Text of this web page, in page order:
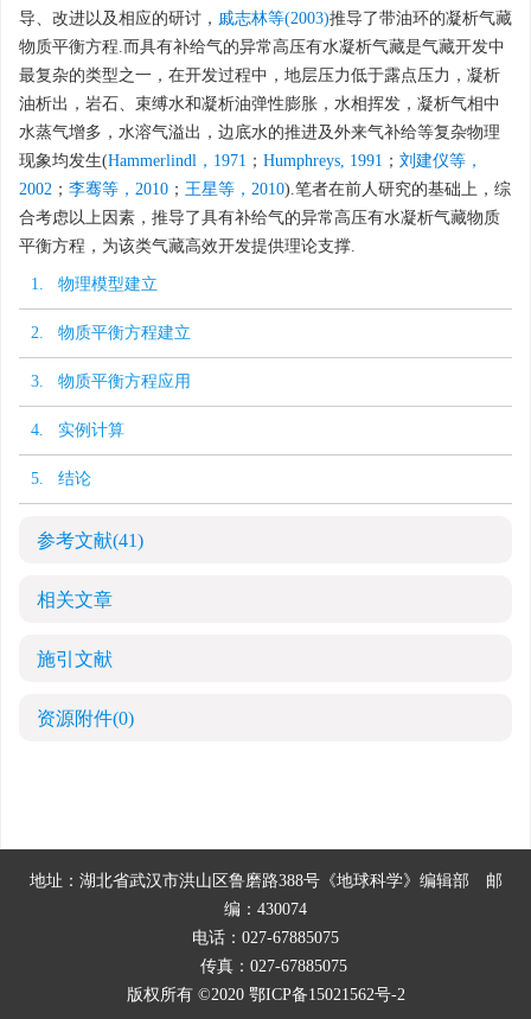
导、改进以及相应的研讨， 戚志林等(2003)推导了带油环的凝析气藏
物质平衡方程.而具有补给气的异常高压有水凝析气藏是气藏开发中
最复杂的类型之一，在开发过程中，地层压力低于露点压力，凝析
油析出，岩石、束缚水和凝析油弹性膨胀，水相挥发，凝析气相中
水蒸气增多，水溶气溢出，边底水的推进及外来气补给等复杂物理
现象均发生(Hammerlindl，1971 ； Humphreys, 1991 ； 刘建仪等，
2002 ； 李骞等，2010 ； 王星等，2010).笔者在前人研究的基础上，综
合考虑以上因素，推导了具有补给气的异常高压有水凝析气藏物质
平衡方程，为该类气藏高效开发提供理论支撑.
1. 物理模型建立
2. 物质平衡方程建立
3. 物质平衡方程应用
4. 实例计算
5. 结论
参考文献(41)
相关文章
施引文献
资源附件(0)
地址：湖北省武汉市洪山区鲁磨路388号《地球科学》编辑部 邮
编：430074
电话：027-67885075
传真：027-67885075
版权所有 ©2020 鄂ICP备15021562号-2